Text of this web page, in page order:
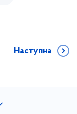
Наступна